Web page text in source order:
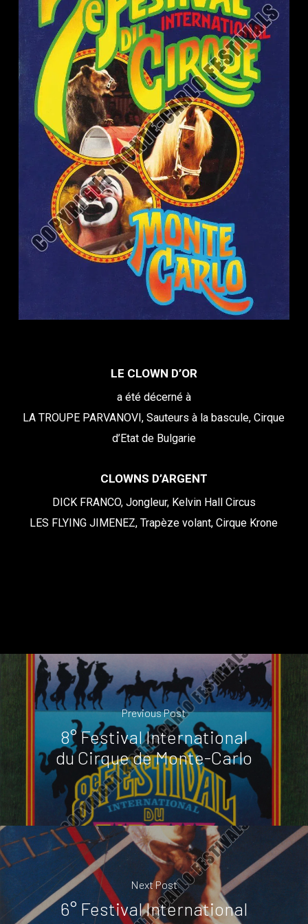
LE CLOWN D’OR
a été décerné à
LA TROUPE PARVANOVI, Sauteurs à la bascule, Cirque
d’Etat de Bulgarie
CLOWNS D’ARGENT
DICK FRANCO, Jongleur, Kelvin Hall Circus
LES FLYING JIMENEZ, Trapèze volant, Cirque Krone
Previous Post
8° Festival International
du Cirque de Monte-Carlo
Next Post
6° Festival International